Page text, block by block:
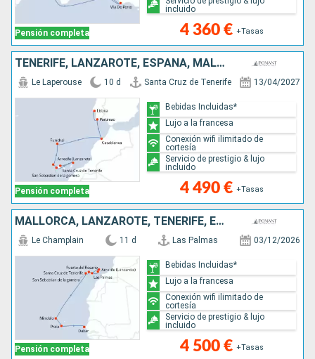
Pensión completa 4 360 € +Tasas
incluido
TENERIFE, LANZAROTE, ESPAÑA, MALLORCA, PORTUGAL, MARRUECOS
Pensión completa
Le Laperouse 10 d Santa Cruz de Tenerife 13/04/2027
4 490 € +Tasas
Bebidas Incluidas*
Lujo a la francesa
Conexión wifi ilimitado de
cortesía
Servicio de prestigio & lujo
incluido
MALLORCA, LANZAROTE, TENERIFE, ESPAÑA, CABO VERDE, SENEGAL
Pensión completa
Le Champlain 11 d Las Palmas 03/12/2026
4 500 € +Tasas
Bebidas Incluidas*
Lujo a la francesa
Conexión wifi ilimitado de
cortesía
Servicio de prestigio & lujo
incluido